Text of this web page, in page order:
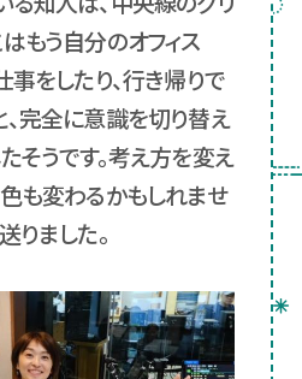
もう自分のオフィス
事をしたり、行き帰りで
完全に意識を切り替え
そうです。考え方を変え
も変わるかもしれませ
りました。